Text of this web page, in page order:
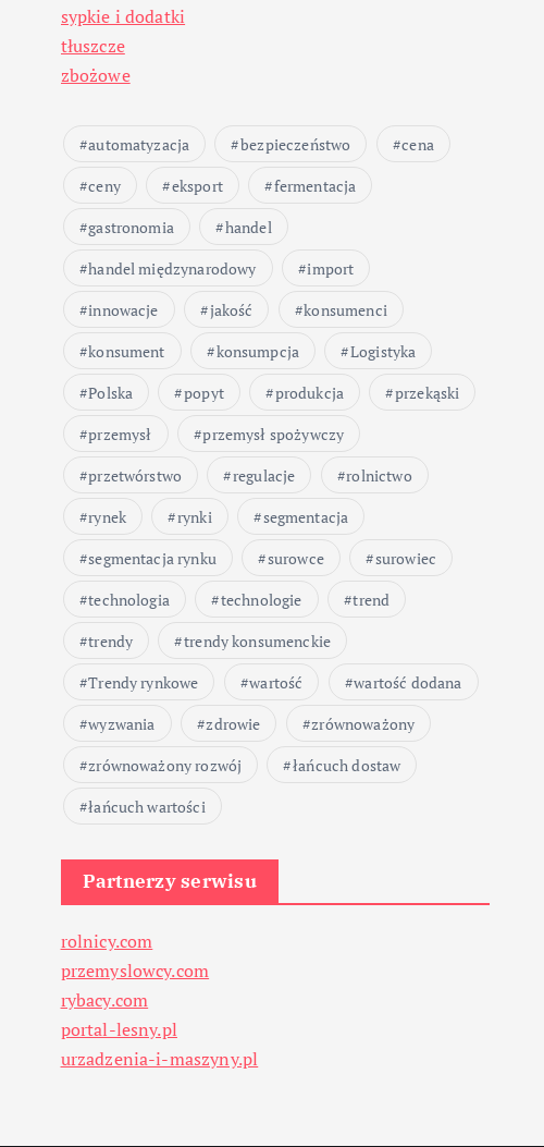
sypkie i dodatki
tłuszcze
zbożowe
automatyzacja bezpieczeństwo
cena
ceny
eksport
fermentacja
gastronomia
handel
handel międzynarodowy
import
innowacje
jakość
konsumenci
konsument
konsumpcja
Logistyka
Polska
popyt produkcja
przekąski
przemysł
przemysł spożywczy
przetwórstwo
regulacje
rolnictwo
rynek
rynki
segmentacja
segmentacja rynku
surowce
surowiec
technologia
technologie
trend
trendy
trendy konsumenckie
Trendy rynkowe
wartość
wartość dodana
wyzwania
zdrowie
zrównoważony
zrównoważony rozwój
łańcuch dostaw
łańcuch wartości
Partnerzy serwisu
rolnicy.com
przemyslowcy.com
rybacy.com
portal-lesny.pl
urzadzenia-i-maszyny.pl